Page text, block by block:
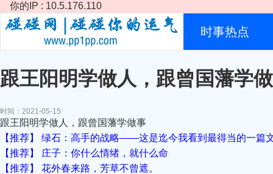
你的IP : 10.5.176.110
时事热点
跟王阳明学做人，跟曾国藩学
时间：2021-05-15
跟王阳明学做人，跟曾国藩学做事
【推荐】 绿石：高手的战略——这是迄今我看到最得当的一篇
【推荐】 庄子：你什么情绪，就什么命
【推荐】 花外春来路，芳草不曾遮。